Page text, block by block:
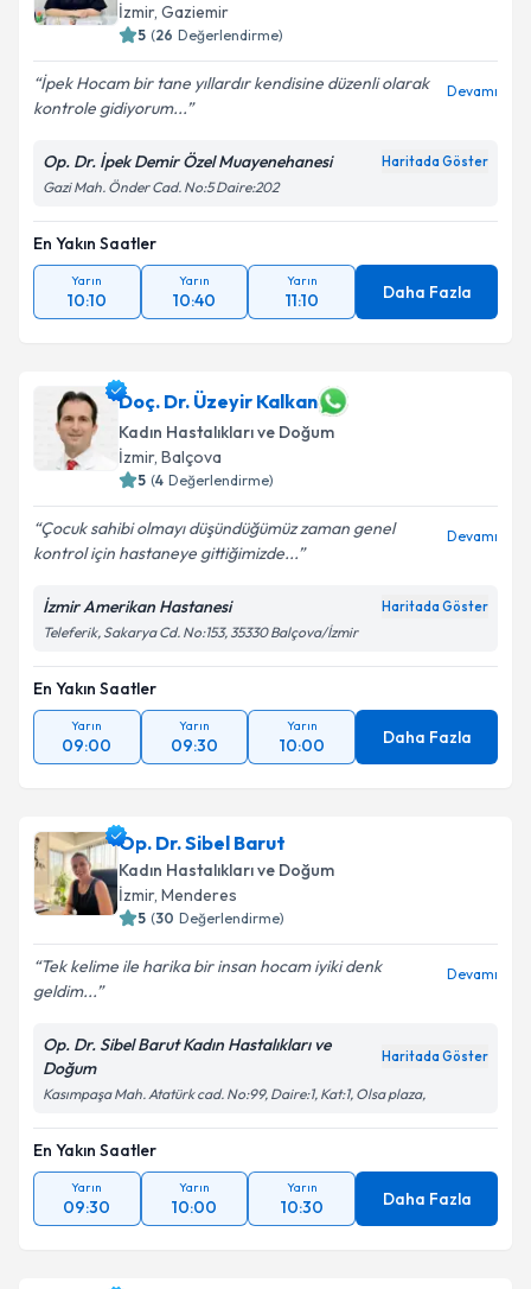
İzmir, Gaziemir
5 (26 Değerlendirme)
İpek Hocam bir tane yıllardır kendisine düzenli olarak
kontrole gidiyorum...
Devamı
Op. Dr. İpek Demir Özel Muayenehanesi Haritada Göster
Gazi Mah. Önder Cad. No:5 Daire:202
En Yakın Saatler
Yarın
10:10
Yarın
10:40
Yarın
11:10 Daha Fazla
Doç. Dr. Üzeyir Kalkan
Kadın Hastalıkları ve Doğum
İzmir, Balçova
5 (4 Değerlendirme)
Çocuk sahibi olmayı düşündüğümüz zaman genel
kontrol için hastaneye gittiğimizde...
Devamı
İzmir Amerikan Hastanesi Haritada Göster
Teleferik, Sakarya Cd. No:153, 35330 Balçova/İzmir
En Yakın Saatler
Yarın
09:00
Yarın
09:30
Yarın
10:00 Daha Fazla
Op. Dr. Sibel Barut
Kadın Hastalıkları ve Doğum
İzmir, Menderes
5 (30 Değerlendirme)
Tek kelime ile harika bir insan hocam iyiki denk
geldim...
Devamı
Op. Dr. Sibel Barut Kadın Hastalıkları ve
Doğum
Haritada Göster
Kasımpaşa Mah. Atatürk cad. No:99, Daire:1, Kat:1, Olsa plaza,
En Yakın Saatler
Yarın
09:30
Yarın
10:00
Yarın
10:30 Daha Fazla